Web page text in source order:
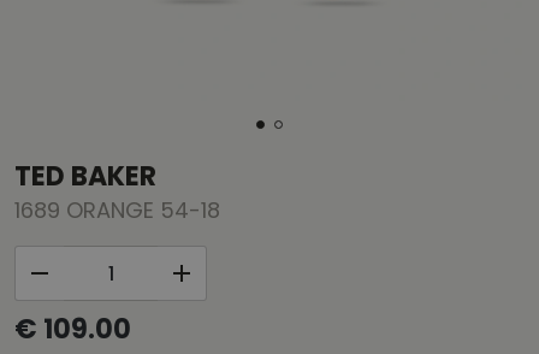
TED BAKER
1689 ORANGE 54-18
€ 109.00